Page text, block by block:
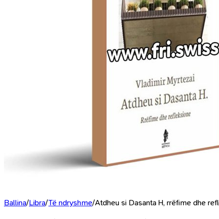
Ballina/Libra/Të ndryshme/Atdheu si Dasanta H, rrëfime dhe